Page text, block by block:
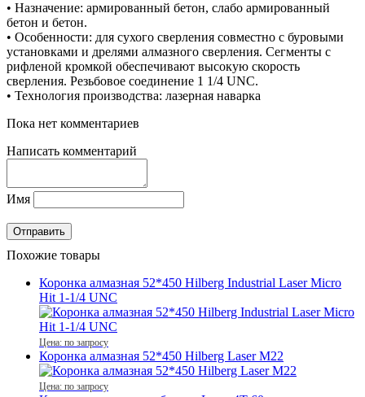
• Назначение: армированный бетон, слабо армированный
бетон и бетон.
• Особенности: для сухого сверления совместно с буровыми
установками и дрелями алмазного сверления. Сегменты с
рифленой кромкой обеспечивают высокую скорость
сверления. Резьбовое соединение 1 1/4 UNC.
• Технология производства: лазерная наварка
Пока нет комментариев
Написать комментарий
Имя
Похожие товары
Коронка алмазная 52*450 Hilberg Industrial Laser Micro
Hit 1-1/4 UNC
Цена: по запросу
Коронка алмазная 52*450 Hilberg Laser M22
Цена: по запросу